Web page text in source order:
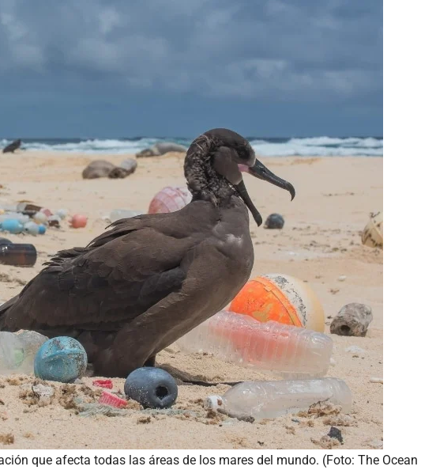
que afecta todas las áreas de los mares del mundo. (Foto: The